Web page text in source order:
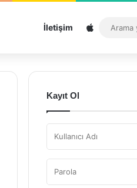
İletişim Sitemap
Kayıt Ol